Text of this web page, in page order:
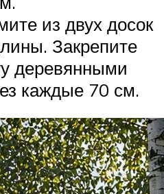
из двух досок
Закрепите
деревянными
каждые 70 см.